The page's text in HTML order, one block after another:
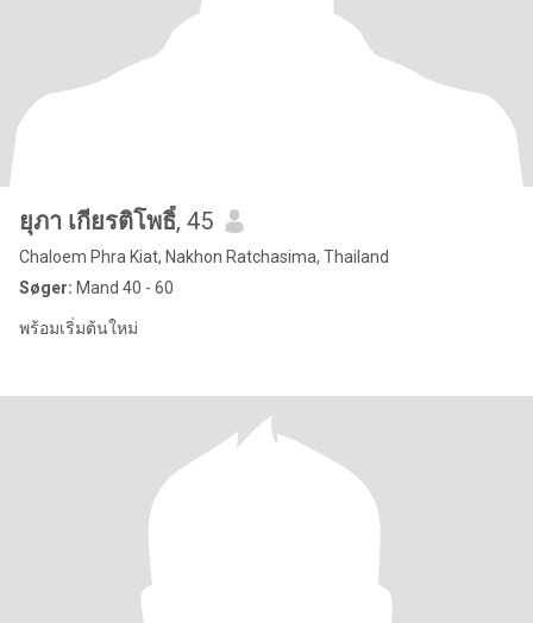
ยุภา เกียรติโพธิ์, 45
Chaloem Phra Kiat, Nakhon Ratchasima, Thailand
Søger: Mand 40 - 60
พร้อมเริ่มต้นใหม่